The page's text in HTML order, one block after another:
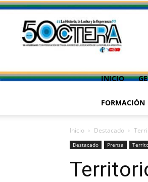
INICIO
FORMACIÓN
Inicio Destacado
Destacado Prensa